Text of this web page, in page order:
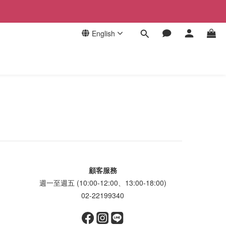
English
顧客服務
週一至週五 (10:00-12:00、13:00-18:00)
02-22199340